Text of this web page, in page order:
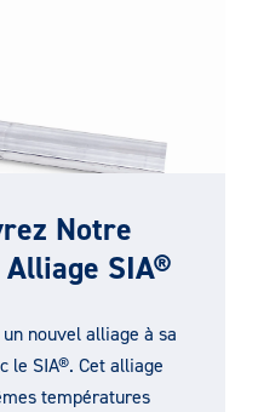
Notre
SIA®
nouvel alliage à sa
le SIA®. Cet alliage
températures